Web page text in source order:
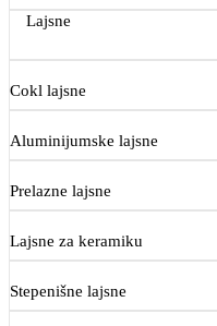
Lajsne
Cokl lajsne
Aluminijumske lajsne
Prelazne lajsne
Lajsne za keramiku
Stepenišne lajsne